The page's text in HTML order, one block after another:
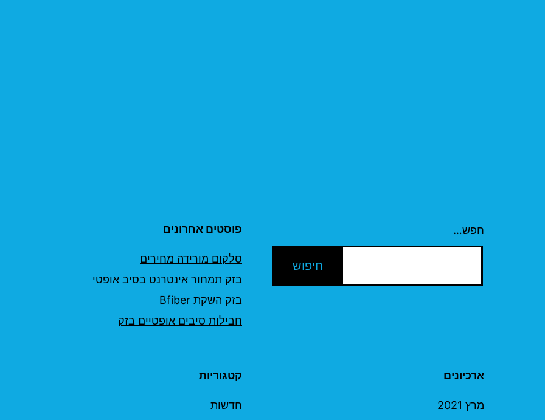
חפש… פוסטים אחרונים
סלקום מורידה מחירים
בזק תמחור אינטרנט בסיב אופטי
בזק השקת Bfiber
חבילות סיבים אופטיים בזק
ארכיונים
מרץ 2021
קטגוריות
חדשות